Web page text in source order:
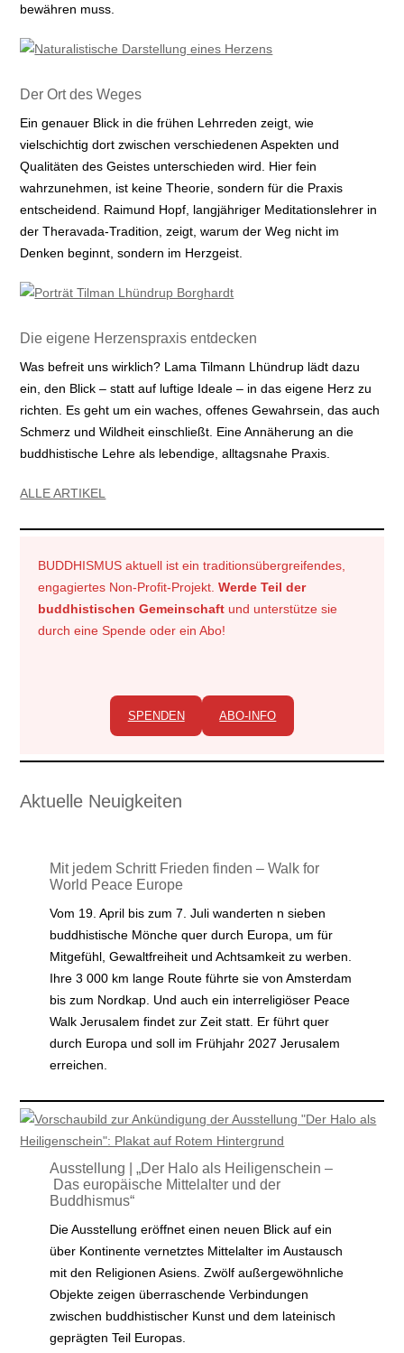
bewähren muss.
Der Ort des Weges
Ein genauer Blick in die frühen Lehrreden zeigt, wie
vielschichtig dort zwischen verschiedenen Aspekten und
Qualitäten des Geistes unterschieden wird. Hier fein
wahrzunehmen, ist keine Theorie, sondern für die Praxis
entscheidend. Raimund Hopf, langjähriger Meditationslehrer in
der Theravada-Tradition, zeigt, warum der Weg nicht im
Denken beginnt, sondern im Herzgeist.
Die eigene Herzenspraxis entdecken
Was befreit uns wirklich? Lama Tilmann Lhündrup lädt dazu
ein, den Blick – statt auf luftige Ideale – in das eigene Herz zu
richten. Es geht um ein waches, offenes Gewahrsein, das auch
Schmerz und Wildheit einschließt. Eine Annäherung an die
buddhistische Lehre als lebendige, alltagsnahe Praxis.
ALLE ARTIKEL
BUDDHISMUS aktuell ist ein traditionsübergreifendes,
engagiertes Non-Profit-Projekt.Werde Teil der
buddhistischen Gemeinschaft und unterstütze sie
durch eine Spende oder ein Abo!
SPENDEN ABO-INFO
Aktuelle Neuigkeiten
Mit jedem Schritt Frieden finden – Walk for
World Peace Europe
Vom 19. April bis zum 7. Juli wanderten n sieben
buddhistische Mönche quer durch Europa, um für
Mitgefühl, Gewaltfreiheit und Achtsamkeit zu werben.
Ihre 3 000 km lange Route führte sie von Amsterdam
bis zum Nordkap. Und auch ein interreligiöser Peace
Walk Jerusalem findet zur Zeit statt. Er führt quer
durch Europa und soll im Frühjahr 2027 Jerusalem
erreichen.
Ausstellung | „Der Halo als Heiligenschein –
Das europäische Mittelalter und der
Buddhismus“
Die Ausstellung eröffnet einen neuen Blick auf ein
über Kontinente vernetztes Mittelalter im Austausch
mit den Religionen Asiens. Zwölf außergewöhnliche
Objekte zeigen überraschende Verbindungen
zwischen buddhistischer Kunst und dem lateinisch
geprägten Teil Europas.